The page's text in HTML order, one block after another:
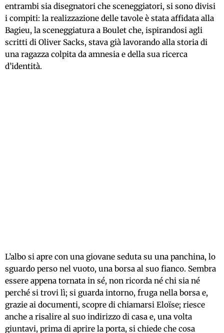
entrambi sia disegnatori che sceneggiatori, si sono divisi
i compiti: la realizzazione delle tavole è stata affidata alla
Bagieu, la sceneggiatura a Boulet che, ispirandosi agli
scritti di Oliver Sacks, stava già lavorando alla storia di
una ragazza colpita da amnesia e della sua ricerca
d’identità.
L’albo si apre con una giovane seduta su una panchina, lo
sguardo perso nel vuoto, una borsa al suo fianco. Sembra
essere appena tornata in sé, non ricorda né chi sia né
perché si trovi lì; si guarda intorno, fruga nella borsa e,
grazie ai documenti, scopre di chiamarsi Eloïse; riesce
anche a risalire al suo indirizzo di casa e, una volta
giuntavi, prima di aprire la porta, si chiede che cosa